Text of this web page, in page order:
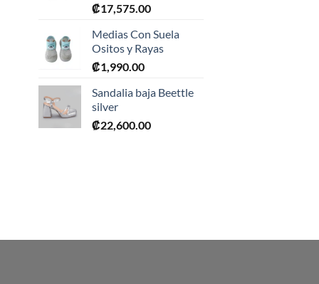
₡17,575.00
Medias Con Suela
Ositos y Rayas
₡1,990.00
Sandalia baja Beettle
silver
₡22,600.00